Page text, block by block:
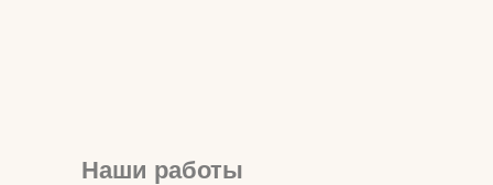
Наши работы